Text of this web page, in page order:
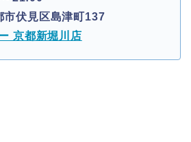
市伏見区島津町137
京都新堀川店